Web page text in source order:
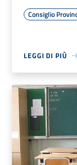
Consiglio
LEGGI DI PIÙ